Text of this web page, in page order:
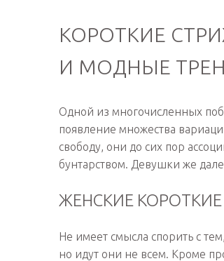
КОРОТКИЕ
И МОДНЫЕ
Одной из многочисленных
появление множества
свободу, они до сих пор
бунтарством. Девушки же
ЖЕНСКИЕ
Не имеет смысла спорить с
но идут они не всем. Кроме